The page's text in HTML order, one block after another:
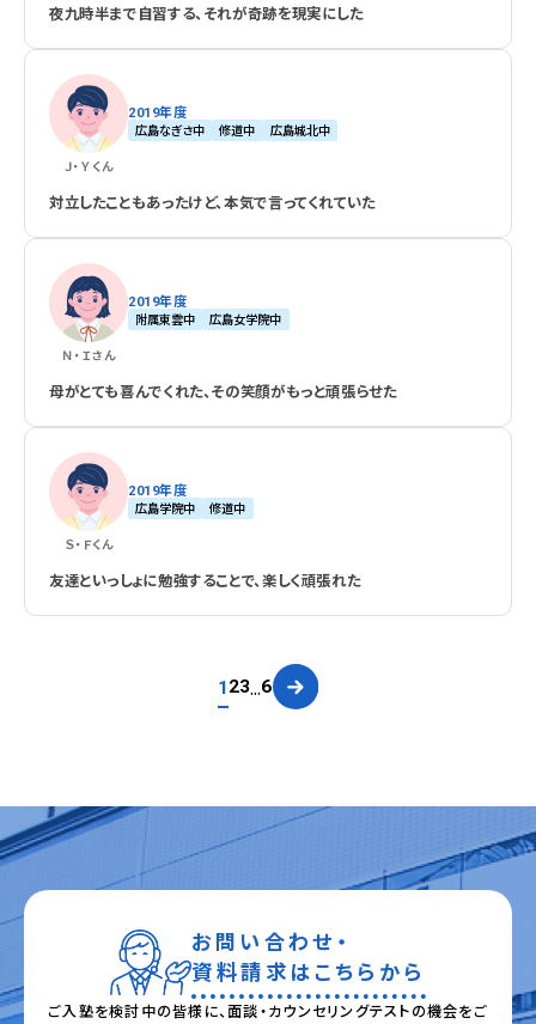
夜九時半まで自習する、それが奇跡を現実にした
Ｊ・Ｙ くん
2019年度
広島なぎさ中 修道中 広島城北中
対立したこともあったけど、本気で言ってくれていた
Ｎ・Ｉさん
2019年度
附属東雲中 広島女学院中
母がとても喜んでくれた、その笑顔がもっと頑張らせた
Ｓ・Ｆくん
2019年度
広島学院中 修道中
友達といっしょに勉強することで、楽しく頑張れた
123...6
お問い合わせ・
資料請求はこちらから
ご入塾を検討中の皆様に、面談・カウンセリングテストの機会をご